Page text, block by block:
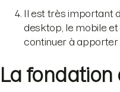
Il est très important
desktop, le mobile
continuer à apporter
La fondation